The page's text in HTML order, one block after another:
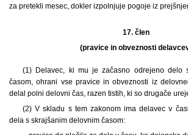
za pretekli mesec, dokler izpolnjuje pogoje iz
17. člen
(pravice in obveznosti
(1) Delavec, ki mu je začasno odrejeno delo
časom, ohrani vse pravice in obveznosti iz
delal polni delovni čas, razen tistih, ki so drugače
(2) V skladu s tem zakonom ima delavec v
dela s skrajšanim delovnim časom: